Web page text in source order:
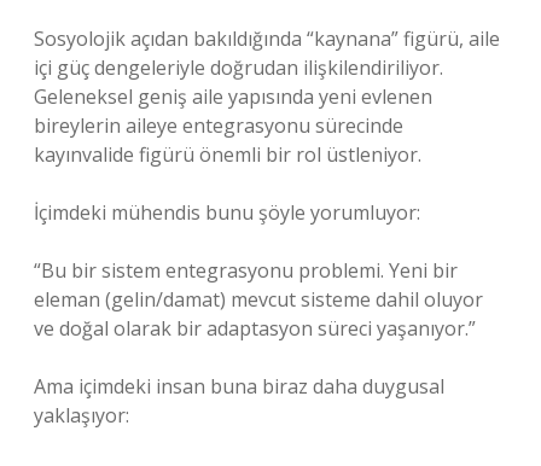
Sosyolojik açıdan bakıldığında “kaynana” figürü, aile
içi güç dengeleriyle doğrudan ilişkilendiriliyor.
Geleneksel geniş aile yapısında yeni evlenen
bireylerin aileye entegrasyonu sürecinde
kayınvalide figürü önemli bir rol üstleniyor.
İçimdeki mühendis bunu şöyle yorumluyor:
“Bu bir sistem entegrasyonu problemi. Yeni bir
eleman (gelin/damat) mevcut sisteme dahil oluyor
ve doğal olarak bir adaptasyon süreci yaşanıyor.”
Ama içimdeki insan buna biraz daha duygusal
yaklaşıyor: